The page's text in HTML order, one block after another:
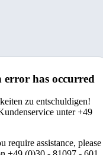
error has occurred
zu entschuldigen!
unter +49
require assistance, please